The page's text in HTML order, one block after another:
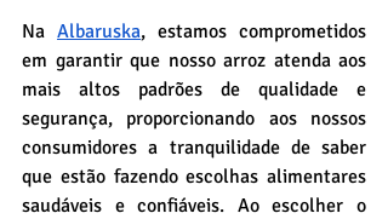
Na Albaruska, estamos comprometidos
em garantir que nosso arroz atenda aos
mais altos padrões de qualidade e
segurança, proporcionando aos nossos
consumidores a tranquilidade de saber
que estão fazendo escolhas alimentares
saudáveis e confiáveis. Ao escolher o